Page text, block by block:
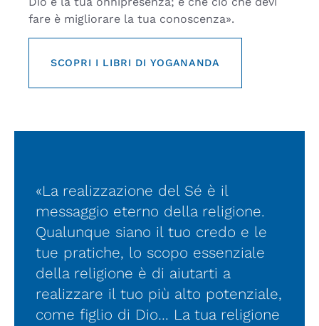
fare è migliorare la tua conoscenza».
SCOPRI I LIBRI DI YOGANANDA
«La realizzazione del Sé è il
messaggio eterno della religione.
Qualunque siano il tuo credo e le
tue pratiche, lo scopo essenziale
della religione è di aiutarti a
realizzare il tuo più alto potenziale,
come figlio di Dio… La tua religione